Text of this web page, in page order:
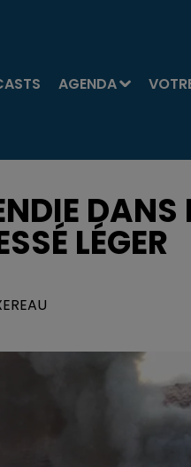
AGENDA
DANS
LÉGER